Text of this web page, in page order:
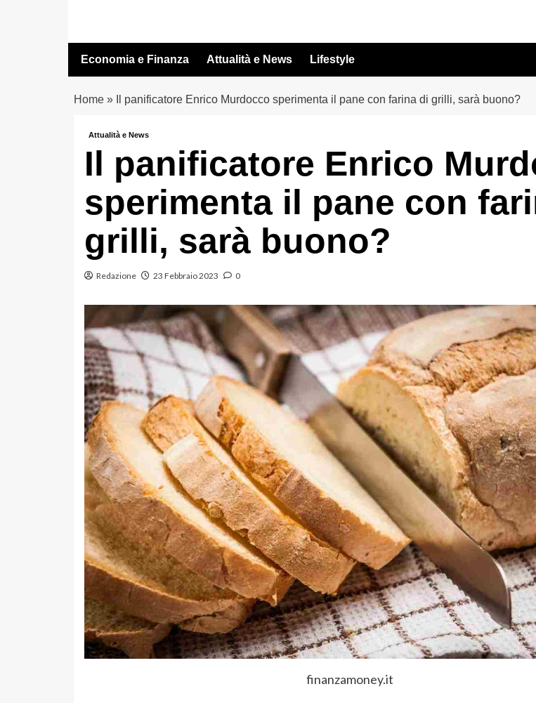
contenuto
Economia e Finanza Attualità e News Lifestyle
Home» Il panificatore Enrico Murdocco sperimenta il pane con farina di grilli, sarà buono?
Attualità e News
Il panificatore Enrico
sperimenta il pane con
grilli, sarà buono?
Redazione 23 Febbraio 2023 0
finanzamoney.it